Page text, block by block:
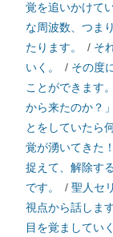
覚を追いかけて
な周波数、つま
たります。
/ そ
いく。
/ その度
ことができます。
から来たのか？
とをしていたら
覚が湧いてきた
捉えて、解除す
です。
/ 聖人セ
視点から話します
目を覚ましてい